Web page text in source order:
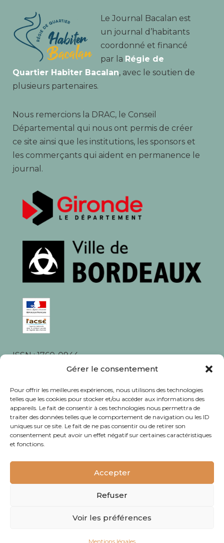
Gérer le consentement
Pour offrir les meilleures expériences, nous utilisons des technologies
telles que les cookies pour stocker et/ou accéder aux informations des
appareils. Le fait de consentir à ces technologies nous permettra de
traiter des données telles que le comportement de navigation ou les ID
uniques sur ce site. Le fait de ne pas consentir ou de retirer son
consentement peut avoir un effet négatif sur certaines caractéristiques
et fonctions.
Accepter
Refuser
Voir les préférences
Mentions légales
Le Journal Bacalan est
un journal d’habitants
coordonné et financé
par la Régie de
Quartier Habiter Bacalan, avec le soutien de
plusieurs partenaires.
Nous remercions la DRAC, le Conseil
Départemental qui nous ont permis de créer
ce site ainsi que les institutions, les sponsors et
les commerçants qui aident en permanence le
journal.
ISSN : 1760-0944
Rédaction, photos et corrections : habitants et
© Journal Bacalan 2024 - Tous droits